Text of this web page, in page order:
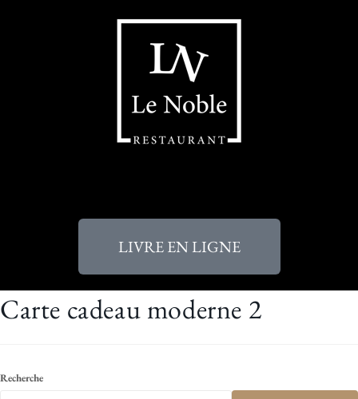
LIVRE EN LIGNE
Carte cadeau moderne 2
Recherche